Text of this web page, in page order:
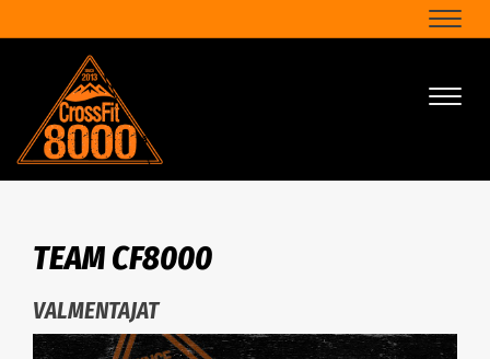
TEAM CF8000
VALMENTAJAT